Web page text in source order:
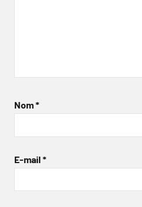
Nom*
E-mail *